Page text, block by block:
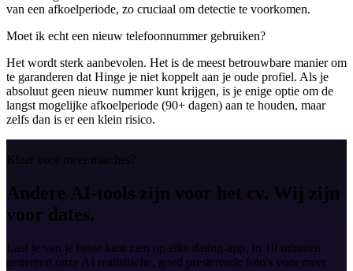
van een afkoelperiode, zo cruciaal om detectie te voorkomen.
Moet ik echt een nieuw telefoonnummer gebruiken?
Het wordt sterk aanbevolen. Het is de meest betrouwbare manier om
te garanderen dat Hinge je niet koppelt aan je oude profiel. Als je
absoluut geen nieuw nummer kunt krijgen, is je enige optie om de
langst mogelijke afkoelperiode (90+ dagen) aan te houden, maar
zelfs dan is er een klein risico.
Klaar voor meer matches?
Andere AI-tools zijn voor het cv. Wij zijn
voor dates.
Laat je van je beste kant zien op elke dating-app. In 10 minuten
genereert onze AI realistische, goed presterende foto's voor meer